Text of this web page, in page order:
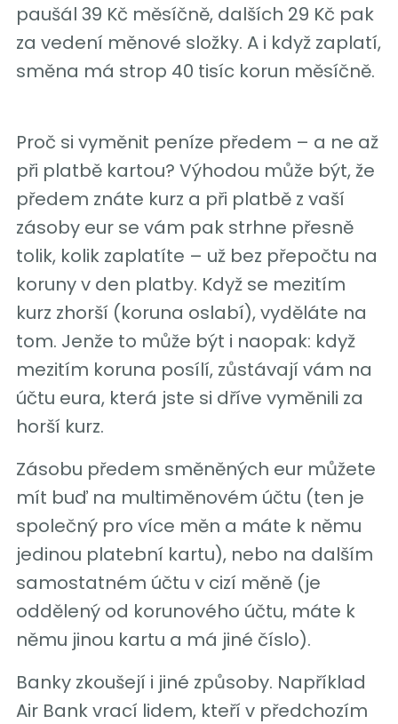
paušál 39 Kč měsíčně, dalších 29 Kč pak
za vedení měnové složky. A i když zaplatí,
směna má strop 40 tisíc korun měsíčně.
Proč si vyměnit peníze předem – a ne až
při platbě kartou? Výhodou může být, že
předem znáte kurz a při platbě z vaší
zásoby eur se vám pak strhne přesně
tolik, kolik zaplatíte – už bez přepočtu na
koruny v den platby. Když se mezitím
kurz zhorší (koruna oslabí), vyděláte na
tom. Jenže to může být i naopak: když
mezitím koruna posílí, zůstávají vám na
účtu eura, která jste si dříve vyměnili za
horší kurz.
Zásobu předem směněných eur můžete
mít buď na multiměnovém účtu (ten je
společný pro více měn a máte k němu
jedinou platební kartu), nebo na dalším
samostatném účtu v cizí měně (je
oddělený od korunového účtu, máte k
němu jinou kartu a má jiné číslo).
Banky zkoušejí i jiné způsoby. Například
Air Bank vrací lidem, kteří v předchozím